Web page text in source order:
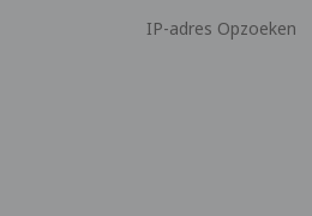
IP-adres Opzoeken